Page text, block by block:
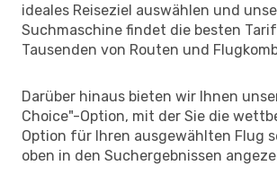
ideales Reiseziel auswählen und
Suchmaschine findet die besten
Tausenden von Routen und
Darüber hinaus bieten wir Ihnen
Choice"-Option, mit der Sie die
Option für Ihren ausgewählten Flug
oben in den Suchergebnissen